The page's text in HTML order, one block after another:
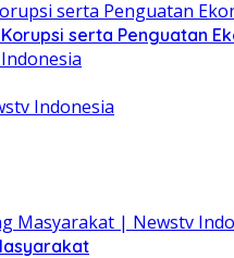
serta Penguatan